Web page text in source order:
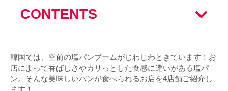
CONTENTS
韓国では、空前の塩パンブームがじわじわときています！お
店によって香ばしさやカリっとした食感に違いがある塩パ
ン。そんな美味しいパンが食べられるお店を4店舗ご紹介し
ます！